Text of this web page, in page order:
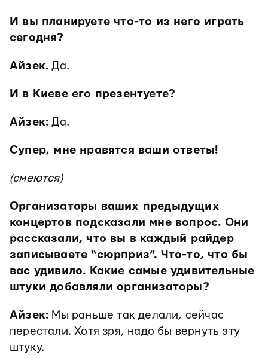
И вы планируете что-то из него играть
сегодня?
Айзек. Да.
И в Киеве его презентуете?
Айзек: Да.
Супер, мне нравятся ваши ответы!
(смеются)
Организаторы ваших предыдущих
концертов подсказали мне вопрос. Они
рассказали, что вы в каждый райдер
записываете “сюрприз”. Что-то, что бы
вас удивило. Какие самые удивительные
штуки добавляли организаторы?
Айзек: Мы раньше так делали, сейчас
перестали. Хотя зря, надо бы вернуть эту
штуку.